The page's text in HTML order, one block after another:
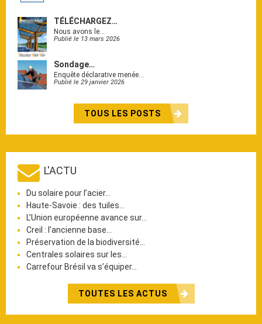
TÉLÉCHARGEZ…
Nous avons le…
Publié le 13 mars 2026
Sondage…
Enquête déclarative menée…
Publié le 29 janvier 2026
TOUS LES POSTS
L'ACTU
Du solaire pour l’acier…
Haute-Savoie : des tuiles…
L’Union européenne avance sur…
Creil : l’ancienne base…
Préservation de la biodiversité…
Centrales solaires sur les…
Carrefour Brésil va s’équiper…
TOUTES LES ACTUS